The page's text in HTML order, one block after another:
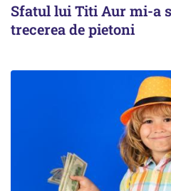
Sfatul lui Titi Aur mi-a
trecerea de pietoni